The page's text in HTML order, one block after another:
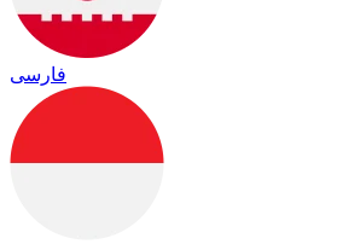
فارسی